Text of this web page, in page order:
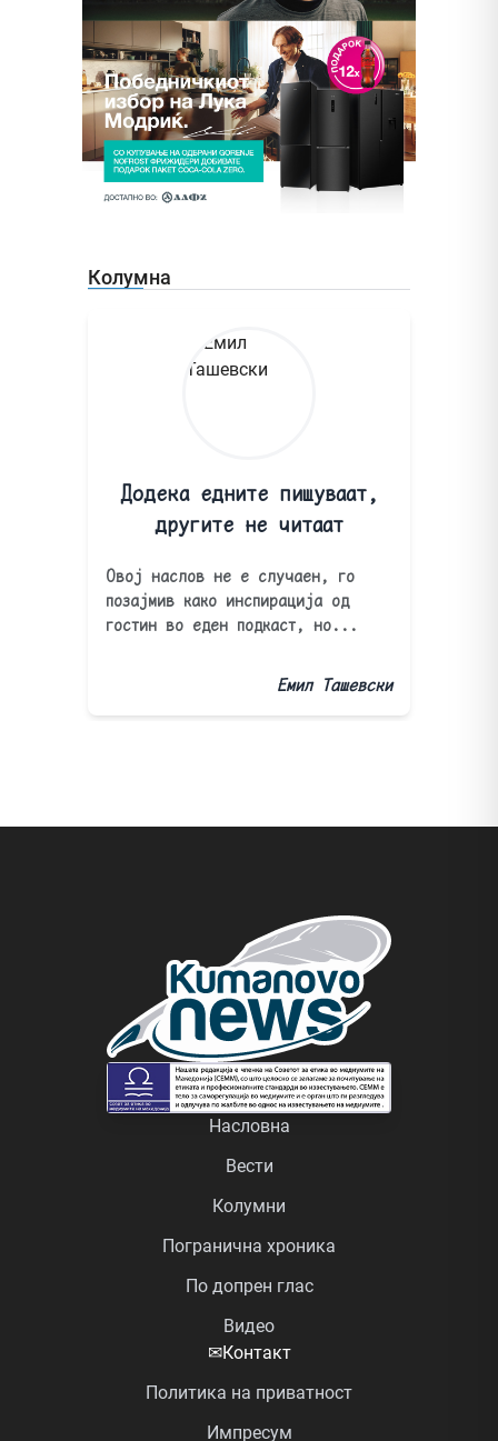
Колумна
Додека едните пишуваат,
другите не читаат
Овој наслов не е случаен, го
позајмив како инспирација од
гостин во еден подкаст, но...
Емил Ташевски
Насловна
Вести
Колумни
Погранична хроника
По допрен глас
Видео
✉Контакт
Политика на приватност
Импресум